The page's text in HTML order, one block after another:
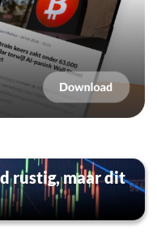
rustig, maar dit